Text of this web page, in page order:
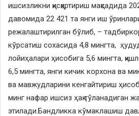
ишсизликни қисқартириш мақсадида
давомида 22 421 та янги иш
режалаштирилган бўлиб, –
кўрсатиш сохасида 4,8 мингта,
лойиҳалари ҳисобига 5,6 мингта,
6,5 мингта, янги кичик корхона ва
ва мавжудларини кенгайтириш
минг нафар ишсиз ҳақ тўланадиган
этилади.Бандликка кўмаклашиш